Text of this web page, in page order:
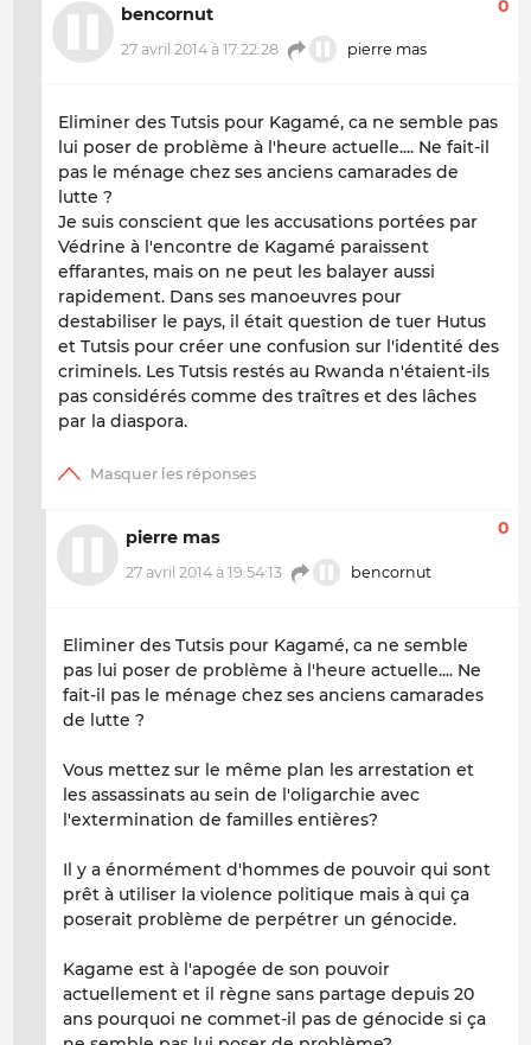
bencornut
27 avril 2014 à 17:22:28 pierre mas
0
Eliminer des Tutsis pour Kagamé, ca ne semble pas
lui poser de problème à l'heure actuelle.... Ne fait-il
pas le ménage chez ses anciens camarades de
lutte ?
Je suis conscient que les accusations portées par
Védrine à l'encontre de Kagamé paraissent
effarantes, mais on ne peut les balayer aussi
rapidement. Dans ses manoeuvres pour
destabiliser le pays, il était question de tuer Hutus
et Tutsis pour créer une confusion sur l'identité des
criminels. Les Tutsis restés au Rwanda n'étaient-ils
pas considérés comme des traîtres et des lâches
par la diaspora.
pierre mas
27 avril 2014 à 19:54:13 bencornut
0
Eliminer des Tutsis pour Kagamé, ca ne semble
pas lui poser de problème à l'heure actuelle.... Ne
fait-il pas le ménage chez ses anciens camarades
de lutte ?
Vous mettez sur le même plan les arrestation et
les assassinats au sein de l'oligarchie avec
l'extermination de familles entières?
Il y a énormément d'hommes de pouvoir qui sont
prêt à utiliser la violence politique mais à qui ça
poserait problème de perpétrer un génocide.
Kagame est à l'apogée de son pouvoir
actuellement et il règne sans partage depuis 20
ans pourquoi ne commet-il pas de génocide si ça